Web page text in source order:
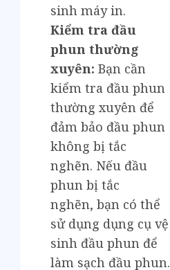
sinh máy in.
Kiểm tra đầu
phun thường
xuyên: Bạn cần
kiểm tra đầu phun
thường xuyên để
đảm bảo đầu phun
không bị tắc
nghẽn. Nếu đầu
phun bị tắc
nghẽn, bạn có thể
sử dụng dụng cụ vệ
sinh đầu phun để
làm sạch đầu phun.